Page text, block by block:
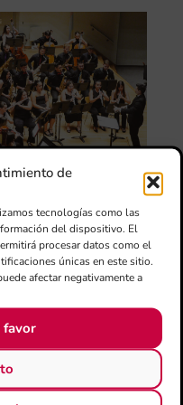
de
tecnologías como las
del dispositivo. El
procesar datos como el
únicas en este sitio.
afectar negativamente a
favor